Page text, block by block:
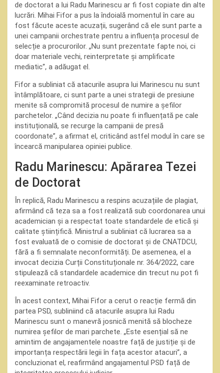
de doctorat a lui Radu Marinescu ar fi fost copiate din alte
lucrări. Mihai Fifor a pus la îndoială momentul în care au
fost făcute aceste acuzații, sugerând că ele sunt parte a
unei campanii orchestrate pentru a influența procesul de
selecție a procurorilor. „Nu sunt prezentate fapte noi, ci
doar materiale vechi, reinterpretate și amplificate
mediatic”, a adăugat el.
Fifor a subliniat că atacurile asupra lui Marinescu nu sunt
întâmplătoare, ci sunt parte a unei strategii de presiune
menite să compromită procesul de numire a șefilor
parchetelor. „Când decizia nu poate fi influențată pe cale
instituțională, se recurge la campanii de presă
coordonate”, a afirmat el, criticând astfel modul în care se
încearcă manipularea opiniei publice.
Radu Marinescu: Apărarea Tezei
de Doctorat
În replică, Radu Marinescu a respins acuzațiile de plagiat,
afirmând că teza sa a fost realizată sub coordonarea unui
academician și a respectat toate standardele de etică și
calitate științifică. Ministrul a subliniat că lucrarea sa a
fost evaluată de o comisie de doctorat și de CNATDCU,
fără a fi semnalate neconformități. De asemenea, el a
invocat decizia Curții Constituționale nr. 364/2022, care
stipulează că standardele academice din trecut nu pot fi
reexaminate retroactiv.
În acest context, Mihai Fifor a cerut o reacție fermă din
partea PSD, subliniind că atacurile asupra lui Radu
Marinescu sunt o manevră josnică menită să blocheze
numirea șefilor de mari parchete. „Este esențial să ne
amintim de angajamentele noastre față de justiție și de
importanța respectării legii în fața acestor atacuri”, a
concluzionat el, reafirmând angajamentul PSD față de